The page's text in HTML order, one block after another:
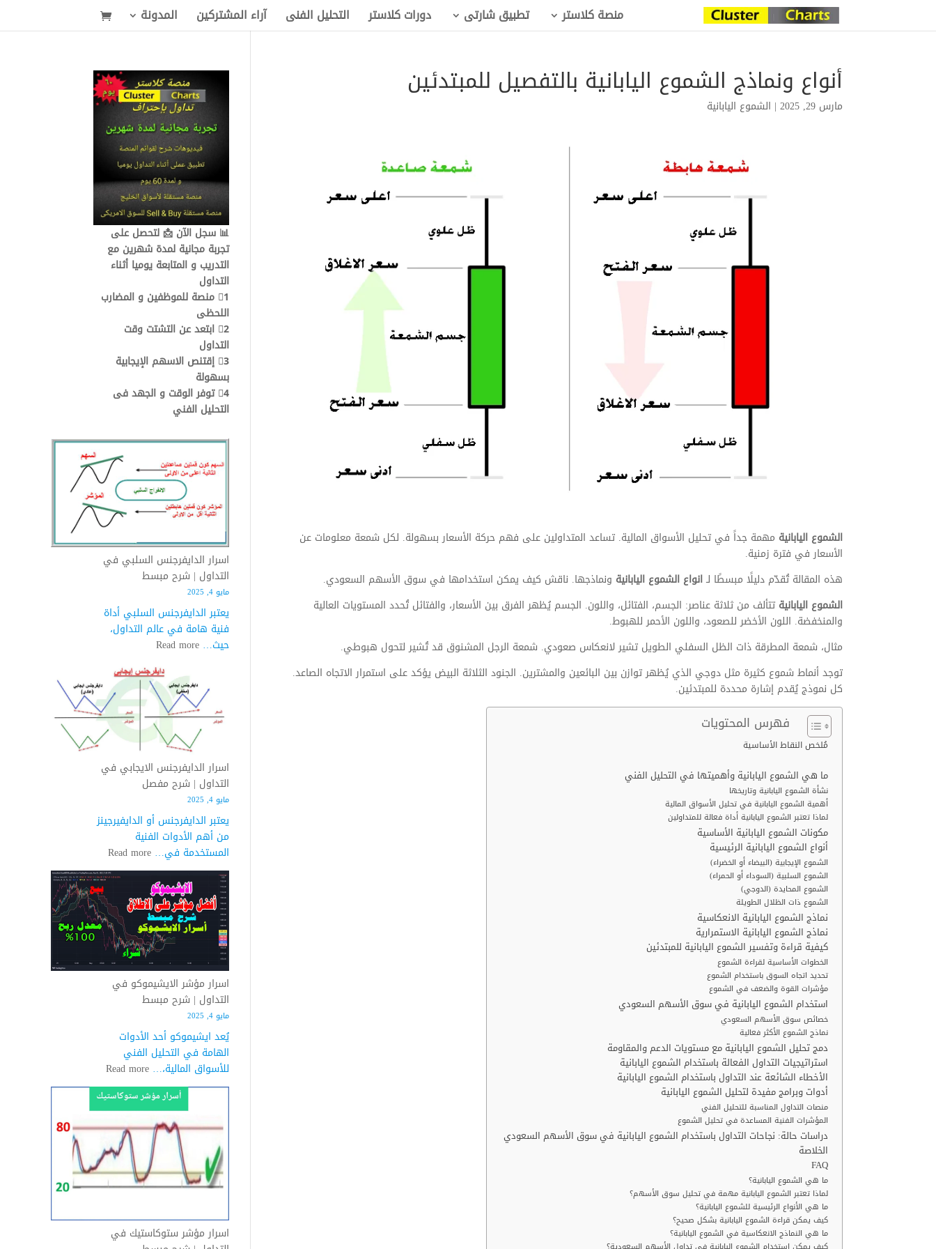
منصة كلاستر تطبيق شارتى دورات كلاستر التحليل الفنى آراء المشتركين المدونة
أنواع ونماذج الشموع اليابانية بالتفصيل للمبتدئين
مارس 29, 2025 | الشموع اليابانية
الشموع اليابانية مهمة جداً في تحليل الأسواق المالية. تساعد المتداولين على فهم حركة الأسعار بسهولة. لكل شمعة معلومات عن
الأسعار في فترة زمنية.
هذه المقالة تُقدّم دليلًا مبسطًا لـانواع الشموع اليابانية ونماذجها. ناقش كيف يمكن استخدامها في سوق الأسهم السعودي.
الشموع اليابانية تتألف من ثلاثة عناصر: الجسم، الفتائل، واللون. الجسم يُظهر الفرق بين الأسعار، والفتائل تُحدد المستويات العالية
والمنخفضة. اللون الأخضر للصعود، واللون الأحمر للهبوط.
مثال، شمعة المطرقة ذات الظل السفلي الطويل تشير لانعكاس صعودي. شمعة الرجل المشنوق قد تُشير لتحول هبوطي.
توجد أنماط شموع كثيرة مثل دوجي الذي يُظهر توازن بين البائعين والمشترين. الجنود الثلاثة البيض يؤكد على استمرار الاتجاه الصاعد.
كل نموذج يُقدم إشارة محددة للمبتدئين.
فهرس المحتويات
مُلخص النقاط الأساسية
ما هي الشموع اليابانية وأهميتها في التحليل الفني
نشأة الشموع اليابانية وتاريخها
أهمية الشموع اليابانية في تحليل الأسواق المالية
لماذا تعتبر الشموع اليابانية أداة فعالة للمتداولين
مكونات الشموع اليابانية الأساسية
أنواع الشموع اليابانية الرئيسية
الشموع الإيجابية (البيضاء أو الخضراء)
الشموع السلبية (السوداء أو الحمراء)
الشموع المحايدة (الدوجي)
الشموع ذات الظلال الطويلة
نماذج الشموع اليابانية الانعكاسية
نماذج الشموع اليابانية الاستمرارية
كيفية قراءة وتفسير الشموع اليابانية للمبتدئين
الخطوات الأساسية لقراءة الشموع
تحديد اتجاه السوق باستخدام الشموع
مؤشرات القوة والضعف في الشموع
استخدام الشموع اليابانية في سوق الأسهم السعودي
خصائص سوق الأسهم السعودي
نماذج الشموع الأكثر فعالية
دمج تحليل الشموع اليابانية مع مستويات الدعم والمقاومة
استراتيجيات التداول الفعالة باستخدام الشموع اليابانية
الأخطاء الشائعة عند التداول باستخدام الشموع اليابانية
أدوات وبرامج مفيدة لتحليل الشموع اليابانية
منصات التداول المناسبة للتحليل الفني
المؤشرات الفنية المساعدة في تحليل الشموع
دراسات حالة: نجاحات التداول باستخدام الشموع اليابانية في سوق الأسهم السعودي
الخلاصة
FAQ
ما هي الشموع اليابانية؟
لماذا تعتبر الشموع اليابانية مهمة في تحليل سوق الأسهم؟
ما هي الأنواع الرئيسية للشموع اليابانية؟
كيف يمكن قراءة الشموع اليابانية بشكل صحيح؟
ما هي النماذج الانعكاسية في الشموع اليابانية؟
📊 سجل الآن 📩 لتحصل على
تجربة مجانية لمدة شهرين مع
التدريب و المتابعة يوميا أثناء
التداول
1⃣ منصة للموظفين و المضارب
اللحظى
2⃣ ابتعد عن التشتت وقت
التداول
3⃣ إقتنص الاسهم الإيجابية
بسهولة
4⃣ توفر الوقت و الجهد فى
التحليل الفني
اسرار الدايفرجنس السلبي في
التداول | شرح مبسط
مايو 4, 2025
يعتبر الدايفرجنس السلبي أداة
فنية هامة في عالم التداول،
حيث…Read more
:
الدايفرجنس
السلبي
في
التداول
|
شرح
مبسط
اسرار الدايفرجنس الايجابي في
التداول | شرح مفصل
مايو 4, 2025
يعتبر الدايفرجنس أو الدايفيرجينز
من أهم الأدوات الفنية
المستخدمة في…Read more
:
اسرار
الدايفرجنس
الايجابي
في
التداول
|
شرح
اسرار مؤشر الايشيموكو في
التداول | شرح مبسط
مايو 4, 2025
يُعد ايشيموكو أحد الأدوات
الهامة في التحليل الفني
للأسواق المالية،…Read more
:
اسرار
مؤشر
الايشيموكو
في
التداول
|
شرح
اسرار مؤشر ستوكاستيك في